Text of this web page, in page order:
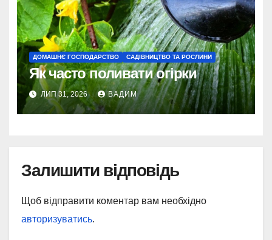
ДОМАШНЄ ГОСПОДАРСТВО САДІВНИЦТВО ТА РОСЛИНИ
Як часто поливати огірки
ЛИП 31, 2026 ВАДИМ
Залишити відповідь
Щоб відправити коментар вам необхідно
авторизуватись.